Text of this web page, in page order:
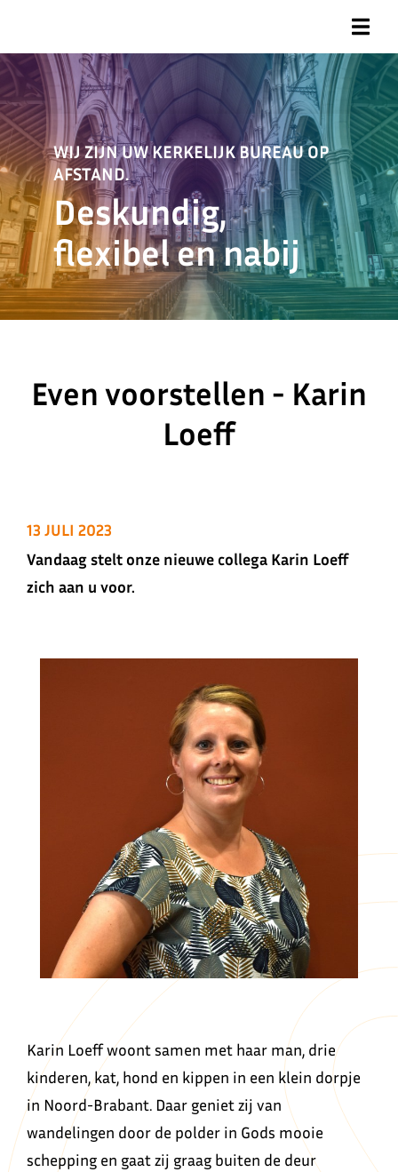
WIJ ZIJN UW KERKELIJK BUREAU OP
AFSTAND.
Deskundig,
flexibel en nabij
Even voorstellen - Karin
Loeff
13 JULI 2023
Vandaag stelt onze nieuwe collega Karin Loeff
zich aan u voor.
Karin Loeff woont samen met haar man, drie
kinderen, kat, hond en kippen in een klein dorpje
in Noord-Brabant. Daar geniet zij van
wandelingen door de polder in Gods mooie
schepping en gaat zij graag buiten de deur